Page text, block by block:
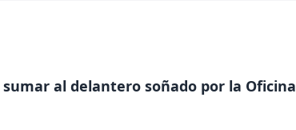
al delantero soñado por la Oficina